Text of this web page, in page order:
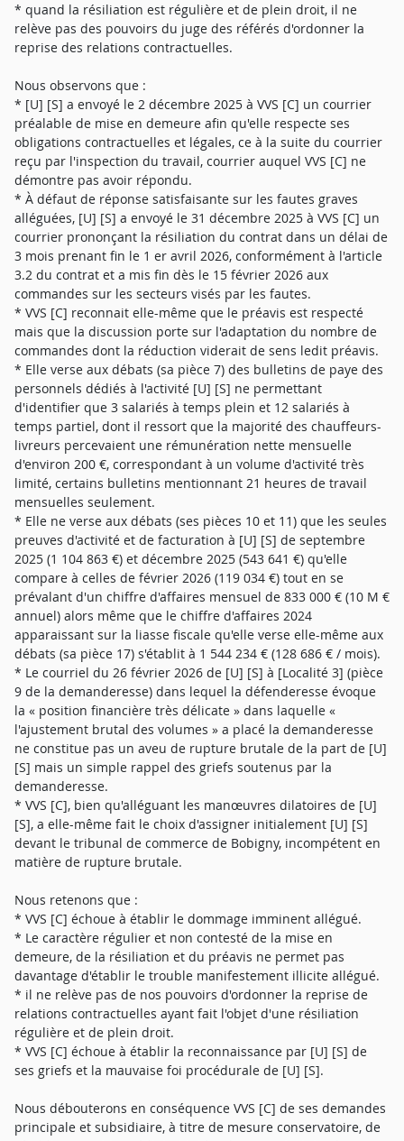
* quand la résiliation est régulière et de plein droit, il ne
relève pas des pouvoirs du juge des référés d'ordonner la
reprise des relations contractuelles.
Nous observons que :
* [U] [S] a envoyé le 2 décembre 2025 à VVS [C] un courrier
préalable de mise en demeure afin qu'elle respecte ses
obligations contractuelles et légales, ce à la suite du courrier
reçu par l'inspection du travail, courrier auquel VVS [C] ne
démontre pas avoir répondu.
* À défaut de réponse satisfaisante sur les fautes graves
alléguées, [U] [S] a envoyé le 31 décembre 2025 à VVS [C] un
courrier prononçant la résiliation du contrat dans un délai de
3 mois prenant fin le 1 er avril 2026, conformément à l'article
3.2 du contrat et a mis fin dès le 15 février 2026 aux
commandes sur les secteurs visés par les fautes.
* VVS [C] reconnait elle-même que le préavis est respecté
mais que la discussion porte sur l'adaptation du nombre de
commandes dont la réduction viderait de sens ledit préavis.
* Elle verse aux débats (sa pièce 7) des bulletins de paye des
personnels dédiés à l'activité [U] [S] ne permettant
d'identifier que 3 salariés à temps plein et 12 salariés à
temps partiel, dont il ressort que la majorité des chauffeurs-
livreurs percevaient une rémunération nette mensuelle
d'environ 200 €, correspondant à un volume d'activité très
limité, certains bulletins mentionnant 21 heures de travail
mensuelles seulement.
* Elle ne verse aux débats (ses pièces 10 et 11) que les seules
preuves d'activité et de facturation à [U] [S] de septembre
2025 (1 104 863 €) et décembre 2025 (543 641 €) qu'elle
compare à celles de février 2026 (119 034 €) tout en se
prévalant d'un chiffre d'affaires mensuel de 833 000 € (10 M €
annuel) alors même que le chiffre d'affaires 2024
apparaissant sur la liasse fiscale qu'elle verse elle-même aux
débats (sa pièce 17) s'établit à 1 544 234 € (128 686 € / mois).
* Le courriel du 26 février 2026 de [U] [S] à [Localité 3] (pièce
9 de la demanderesse) dans lequel la défenderesse évoque
la « position financière très délicate » dans laquelle «
l'ajustement brutal des volumes » a placé la demanderesse
ne constitue pas un aveu de rupture brutale de la part de [U]
[S] mais un simple rappel des griefs soutenus par la
demanderesse.
* VVS [C], bien qu'alléguant les manœuvres dilatoires de [U]
[S], a elle-même fait le choix d'assigner initialement [U] [S]
devant le tribunal de commerce de Bobigny, incompétent en
matière de rupture brutale.
Nous retenons que :
* VVS [C] échoue à établir le dommage imminent allégué.
* Le caractère régulier et non contesté de la mise en
demeure, de la résiliation et du préavis ne permet pas
davantage d'établir le trouble manifestement illicite allégué.
* il ne relève pas de nos pouvoirs d'ordonner la reprise de
relations contractuelles ayant fait l'objet d'une résiliation
régulière et de plein droit.
* VVS [C] échoue à établir la reconnaissance par [U] [S] de
ses griefs et la mauvaise foi procédurale de [U] [S].
Nous débouterons en conséquence VVS [C] de ses demandes
principale et subsidiaire, à titre de mesure conservatoire, de